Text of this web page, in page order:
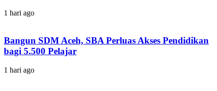
1 hari ago
Bangun SDM Aceh, SBA Perluas Akses Pendidikan
bagi 5.500 Pelajar
1 hari ago